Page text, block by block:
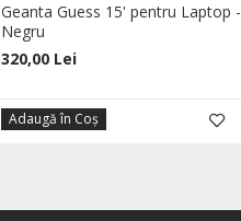
Geanta Guess 15' pentru Laptop -
Negru
320,00 Lei
Adaugă în Coş